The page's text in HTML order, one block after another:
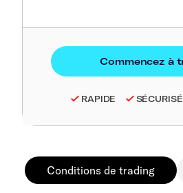
RAPIDE SÉCURISÉ
Conditions de trading